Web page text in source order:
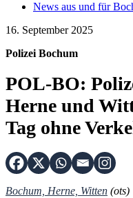
News aus und für
16. September 2025
Polizei Bochum
POL-BO:
Herne und
Tag ohne
Bochum, Herne, Witten (ots)